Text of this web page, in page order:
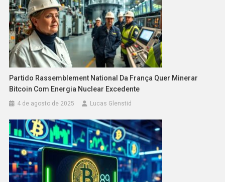
Partido Rassemblement National Da França Quer Minerar
Bitcoin Com Energia Nuclear Excedente
4 de agosto de 2025 Lucas Glenstid